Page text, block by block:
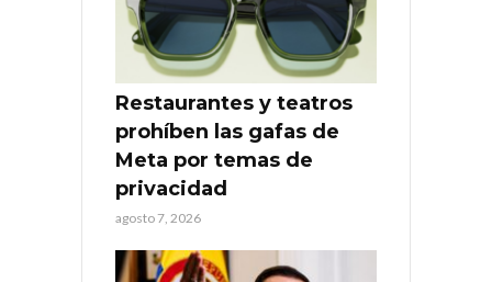
Restaurantes y teatros
prohíben las gafas de
Meta por temas de
privacidad
agosto 7, 2026